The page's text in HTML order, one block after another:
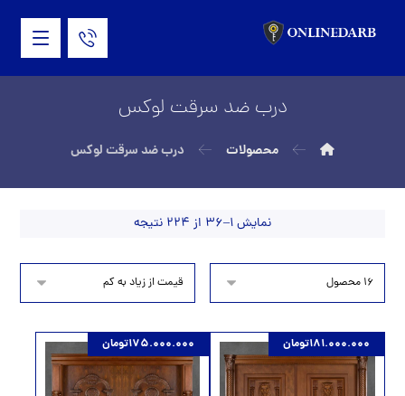
درب ضد سرقت لوکس
محصولات درب ضد سرقت لوکس
نمایش 1–36 از 224 نتیجه
181.000.000تومان 175.000.000تومان